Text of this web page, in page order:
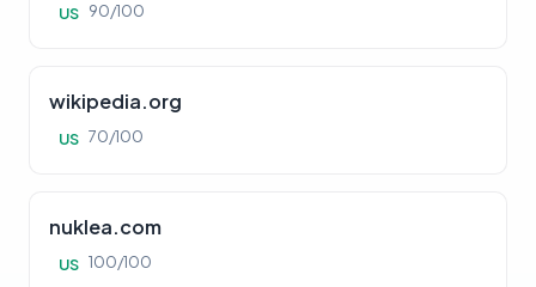
US 90/100
wikipedia.org
US 70/100
nuklea.com
US 100/100